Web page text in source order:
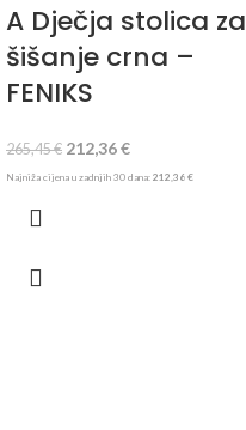
A Dječja stolica za
šišanje crna –
FENIKS
265,45€ 212,36€
Najniža cijena u zadnjih 30 dana: 212,36 €